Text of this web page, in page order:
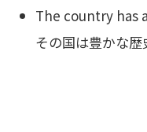
The country has
その国は豊かな歴